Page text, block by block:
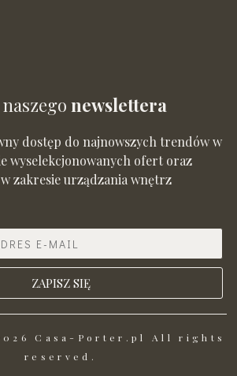
newslettera
dostęp do najnowszych trendów w
wyselekcjonowanych ofert oraz
zakresie urządzania wnętrz
ZAPISZ SIĘ
Casa-Porter.pl All rights
reserved.